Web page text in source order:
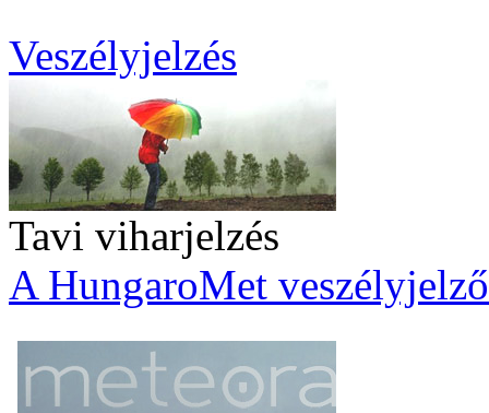
Veszélyjelzés
Tavi viharjelzés
A HungaroMet